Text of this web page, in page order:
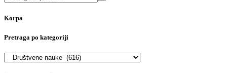
Korpa
Pretraga po kategoriji